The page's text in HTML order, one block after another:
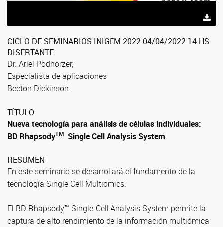
CICLO DE SEMINARIOS INIGEM 2022 04/04/2022 14 HS
DISERTANTE
Dr. Ariel Podhorzer,
Especialista de aplicaciones
Becton Dickinson
TÍTULO
Nueva tecnología para análisis de células individuales:
BD RhapsodyTM Single Cell Analysis System
RESUMEN
En este seminario se desarrollará el fundamento de la
tecnología Single Cell Multiomics.
El BD Rhapsody™ Single-Cell Analysis System permite la
captura de alto rendimiento de la información multiómica